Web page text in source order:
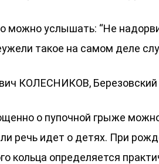
можно услышать: “Не
такое на самом деле
КОЛЕСНИКОВ, Березовский
о пупочной грыже можно
речь идет о детях. При
кольца определяется